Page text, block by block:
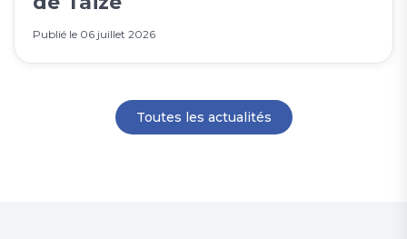
Publié le 06 juillet 2026
Toutes les actualités